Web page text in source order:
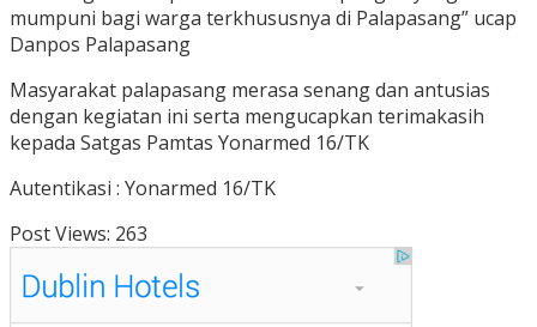
mumpuni bagi warga terkhususnya di Palapasang” ucap
Danpos Palapasang
Masyarakat palapasang merasa senang dan antusias
dengan kegiatan ini serta mengucapkan terimakasih
kepada Satgas Pamtas Yonarmed 16/TK
Autentikasi : Yonarmed 16/TK
Post Views: 263